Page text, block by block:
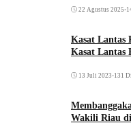
22 Agustus 2025 •
Kasat Lantas
Kasat Lantas
13 Juli 2023 •131
Wakili Riau